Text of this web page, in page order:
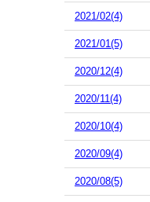
2021/02(4)
2021/01(5)
2020/12(4)
2020/11(4)
2020/10(4)
2020/09(4)
2020/08(5)